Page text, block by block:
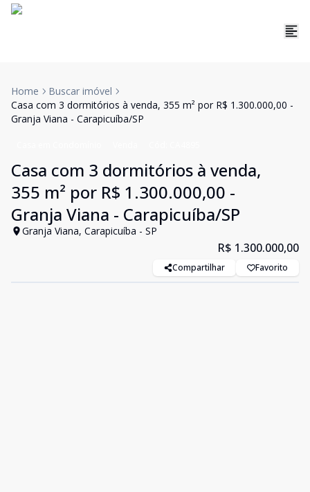
Home
Buscar imóvel
Casa com 3 dormitórios à venda, 355 m² por R$ 1.300.000,00 -
Granja Viana - Carapicuíba/SP
Casa com 3 dormitórios à venda,
355 m² por R$ 1.300.000,00 -
Granja Viana - Carapicuíba/SP
Granja Viana, Carapicuíba - SP
R$ 1.300.000,00
Compartilhar Favorito